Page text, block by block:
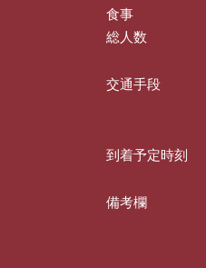
食事
総人数
交通手段
到着予定時刻
備考欄